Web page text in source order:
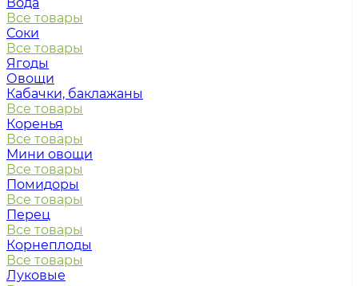
Все товары
Соки
Все товары
Ягоды
Овощи
Кабачки, баклажаны
Все товары
Коренья
Все товары
Мини овощи
Все товары
Помидоры
Все товары
Перец
Все товары
Корнеплоды
Все товары
Луковые